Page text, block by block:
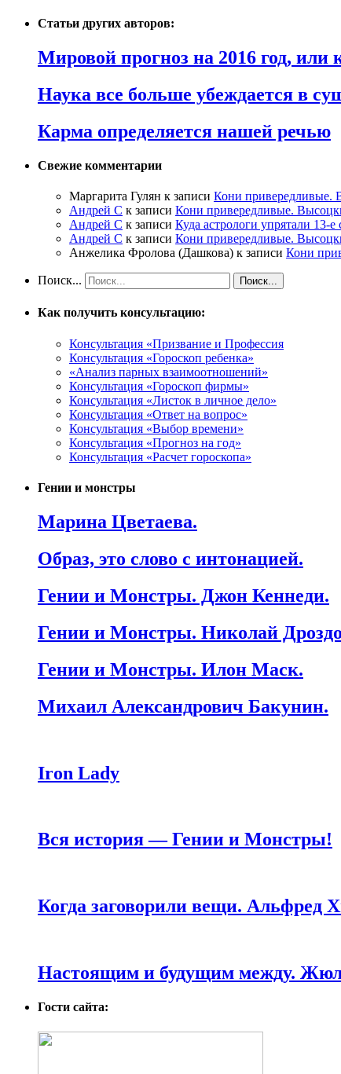
Статьи других авторов:
Мировой прогноз на 2016 год,
Наука все больше убеждается в
Карма определяется нашей речью
Свежие комментарии
Маргарита Гулян к записи Кони привередливые.
Андрей С к записи Кони привередливые.
Андрей С к записи Куда астрологи упрятали 13-е
Андрей С к записи Кони привередливые.
Анжелика Фролова (Дашкова) к записи Кони
Поиск...
Как получить консультацию:
Консультация «Призвание и Профессия
Консультация «Гороскоп ребенка»
«Анализ парных взаимоотношений»
Консультация «Гороскоп фирмы»
Консультация «Листок в личное дело»
Консультация «Ответ на вопрос»
Консультация «Выбор времени»
Консультация «Прогноз на год»
Консультация «Расчет гороскопа»
Гении и монстры
Марина Цветаева.
Образ, это слово с интонацией.
Гении и Монстры. Джон Кеннеди.
Гении и Монстры. Николай
Гении и Монстры. Илон Маск.
Михаил Александрович Бакунин.
Iron Lady
Вся история — Гении и Монстры!
Когда заговорили вещи. Альфред
Настоящим и будущим между.
Гости сайта: